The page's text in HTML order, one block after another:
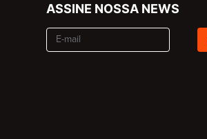
ASSINE NOSSA NEWS